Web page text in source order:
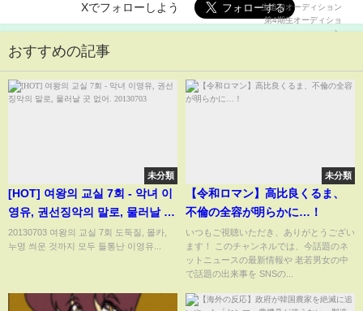
Xでフォローしよう
おすすめの記事
未分類
[HOT] 여왕의 교실 7회 - 악녀 이
영유, 권선징악의 말로, 물러날 곳
없어. 20130703
20130703 여왕의 교실 7회 도둑질, 몰카,
누명 씌운 것까지 모두 들통난 이영유...
未分類
【令和ロマン】高比良くるま、
不倫の全容が明らかに…！
いつもご視聴いただき、ありがとうござい
ます！ このチャンネルでは、今話題のネ
ットニュースの最新情報や 老若男女の中
で話題の出来事を SNSの...